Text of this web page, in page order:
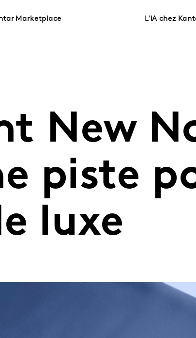
Marketplace L'IA chez
New
piste
luxe